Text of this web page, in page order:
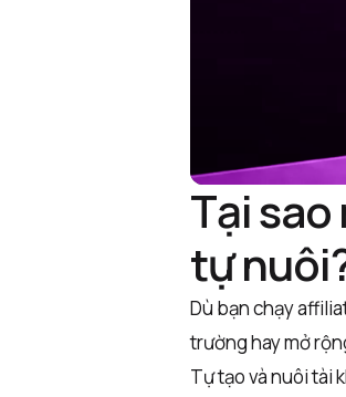
Tại
tự
Dù bạn chạy
trường hay mở
Tự tạo và nuôi tài